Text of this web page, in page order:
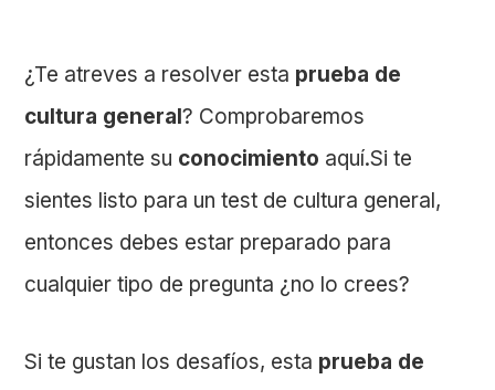
¿Te atreves a resolver esta prueba de
cultura general? Comprobaremos
rápidamente su conocimiento aquí.Si te
sientes listo para un test de cultura general,
entonces debes estar preparado para
cualquier tipo de pregunta ¿no lo crees?
Si te gustan los desafíos, esta prueba de